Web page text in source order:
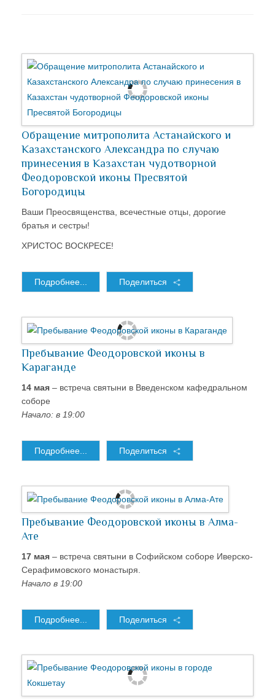
Обращение митрополита Астанайского и
Казахстанского Александра по случаю
принесения в Казахстан чудотворной
Феодоровской иконы Пресвятой
Богородицы
Ваши Преосвященства, всечестные отцы, дорогие
братья и сестры!
ХРИСТОС ВОСКРЕСЕ!
Подробнее... Поделиться
Пребывание Феодоровской иконы в
Караганде
14 мая – встреча святыни в Введенском кафедральном
соборе
Начало: в 19:00
Подробнее... Поделиться
Пребывание Феодоровской иконы в Алма-
Ате
17 мая – встреча святыни в Софийском соборе Иверско-
Серафимовского монастыря.
Начало в 19:00
Подробнее... Поделиться